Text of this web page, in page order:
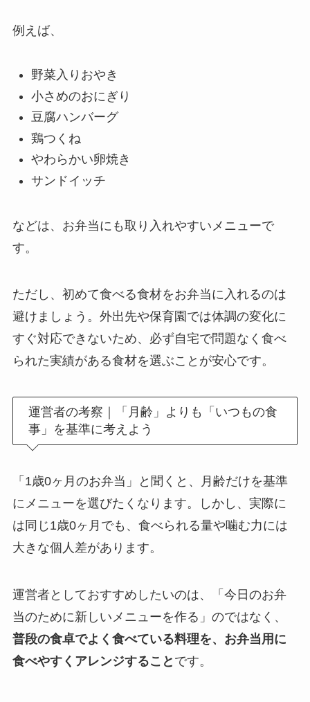
例えば、
野菜入りおやき
小さめのおにぎり
豆腐ハンバーグ
鶏つくね
やわらかい卵焼き
サンドイッチ
などは、お弁当にも取り入れやすいメニューで
す。
ただし、初めて食べる食材をお弁当に入れるのは
避けましょう。外出先や保育園では体調の変化に
すぐ対応できないため、必ず自宅で問題なく食べ
られた実績がある食材を選ぶことが安心です。
運営者の考察｜「月齢」よりも「いつもの食
事」を基準に考えよう
「1歳0ヶ月のお弁当」と聞くと、月齢だけを基準
にメニューを選びたくなります。しかし、実際に
は同じ1歳0ヶ月でも、食べられる量や噛む力には
大きな個人差があります。
運営者としておすすめしたいのは、「今日のお弁
当のために新しいメニューを作る」のではなく、
普段の食卓でよく食べている料理を、お弁当用に
食べやすくアレンジすること です。